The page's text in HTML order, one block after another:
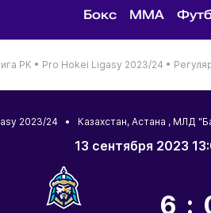
Бокс MMA
РК • Pro Hokei Ligasy 2023/24 •
2023/24 • Казахстан, Астана , МЛД
13 сентября 2023